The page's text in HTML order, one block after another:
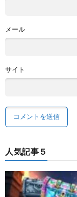
メール
サイト
人気記事５